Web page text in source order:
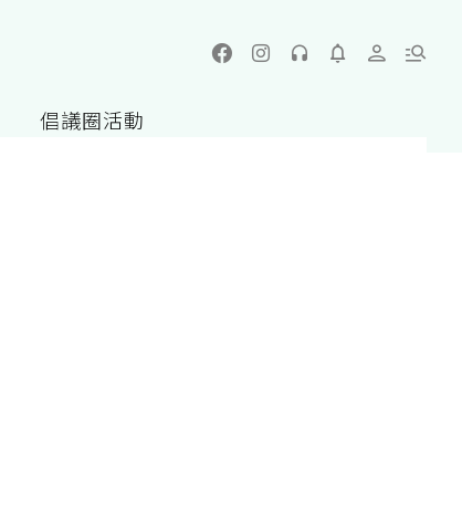
倡議圈活動